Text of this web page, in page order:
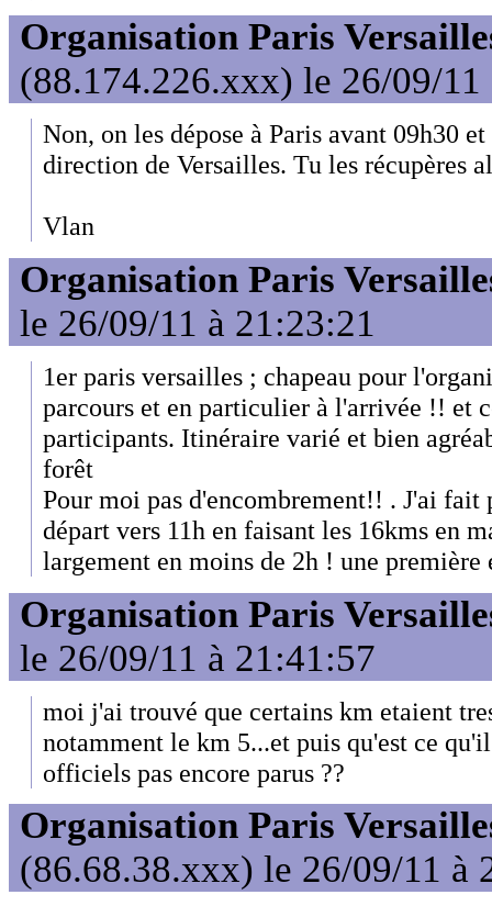
Organisation Paris
(88.174.226.xxx) le 26/09/11
Non, on les dépose à Paris avant 09h30
direction de Versailles. Tu les récupères
Vlan
Organisation Paris
le 26/09/11 à 21:23:21
1er paris versailles ; chapeau pour
parcours et en particulier à l'arrivée !! et
participants. Itinéraire varié et bien
forêt
Pour moi pas d'encombrement!! . J'ai fait
départ vers 11h en faisant les 16kms en
largement en moins de 2h ! une première
Organisation Paris
le 26/09/11 à 21:41:57
moi j'ai trouvé que certains km etaient
notamment le km 5...et puis qu'est ce
officiels pas encore parus ??
Organisation Paris
(86.68.38.xxx) le 26/09/11 à